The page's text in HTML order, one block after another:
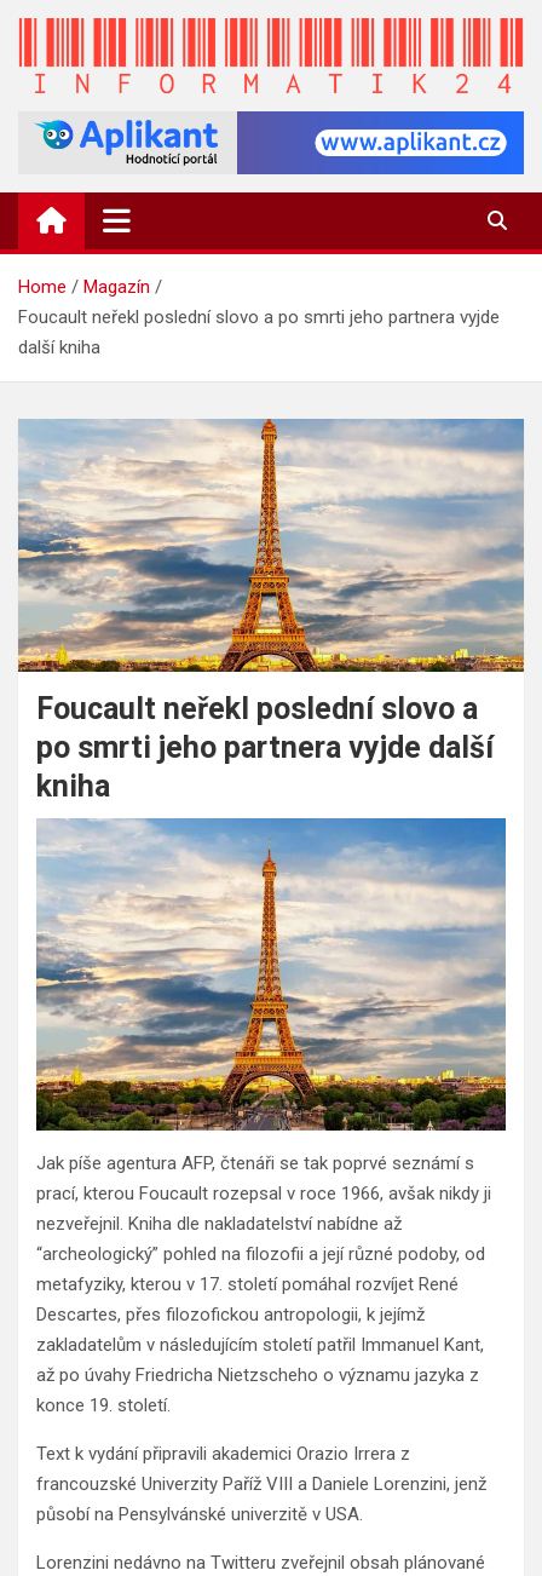
Skip
content
INFORMATIK24.CZ
Zpravodajství informací a novinky
Home
Magazín
Foucault neřekl poslední slovo a po smrti jeho partnera vyjde
další kniha
Foucault neřekl poslední slovo a
po smrti jeho partnera vyjde další
kniha
Jak píše agentura AFP, čtenáři se tak poprvé seznámí s
prací, kterou Foucault rozepsal v roce 1966, avšak nikdy ji
nezveřejnil. Kniha dle nakladatelství nabídne až
“archeologický” pohled na filozofii a její různé podoby, od
metafyziky, kterou v 17. století pomáhal rozvíjet René
Descartes, přes filozofickou antropologii, k jejímž
zakladatelům v následujícím století patřil Immanuel Kant,
až po úvahy Friedricha Nietzscheho o významu jazyka z
konce 19. století.
Text k vydání připravili akademici Orazio Irrera z
francouzské Univerzity Paříž VIII a Daniele Lorenzini, jenž
působí na Pensylvánské univerzitě v USA.
Lorenzini nedávno na Twitteru zveřejnil obsah plánované